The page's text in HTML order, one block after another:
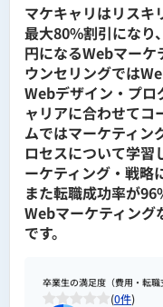
マケキャリはリスキ
最大80%割引になり
円になるWebマーケ
ウンセリングでは
Webデザイン・プロ
ャリアに合わせてコ
ムではマーケティン
ロセスについて学習
ーケティング・戦略
また転職成功率が
Webマーケティング
です。
卒業生の満足度（費用・転職
(0件)